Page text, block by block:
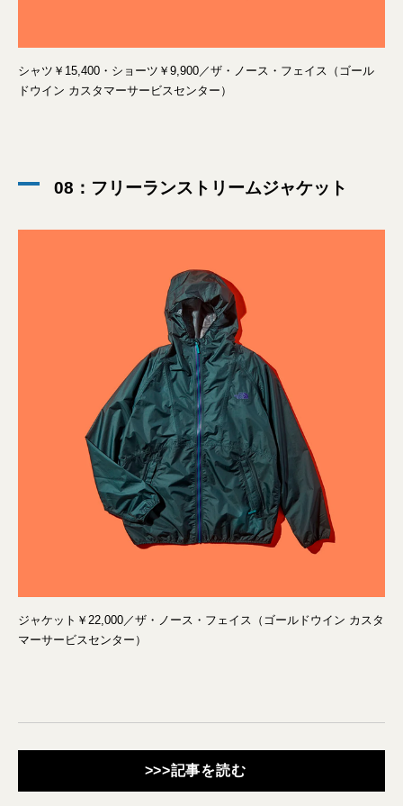
シャツ￥15,400・ショーツ￥9,900／ザ・ノース・フェイス（ゴール
ドウイン カスタマーサービスセンター）
08：フリーランストリームジャケット
ジャケット￥22,000／ザ・ノース・フェイス（ゴールドウイン カスタ
マーサービスセンター）
>>>記事を読む